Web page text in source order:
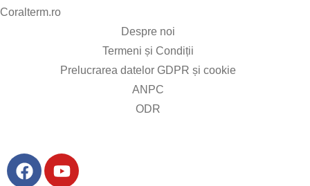
Coralterm.ro​
Despre noi
Termeni și Condiții
Prelucrarea datelor GDPR și cookie
ANPC
ODR